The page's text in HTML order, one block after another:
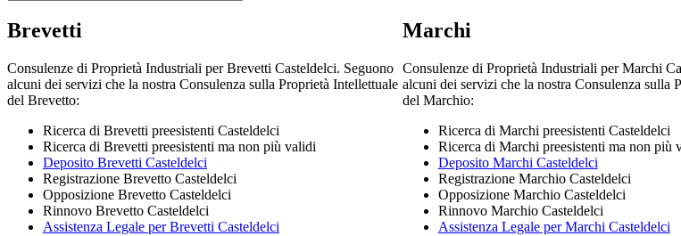
Brevetti
Consulenze di Proprietà Industriali per Brevetti Casteldelci. Seguono
alcuni dei servizi che la nostra Consulenza sulla Proprietà Intellettuale
del Brevetto:
Ricerca di Brevetti preesistenti Casteldelci
Ricerca di Brevetti preesistenti ma non più validi
Deposito Brevetti Casteldelci
Registrazione Brevetto Casteldelci
Opposizione Brevetto Casteldelci
Rinnovo Brevetto Casteldelci
Assistenza Legale per Brevetti Casteldelci
Marchi
Consulenze di Proprietà Industriali per Marchi
alcuni dei servizi che la nostra Consulenza sulla
del Marchio:
Ricerca di Marchi preesistenti Casteldelci
Ricerca di Marchi preesistenti ma non più
Deposito Marchi Casteldelci
Registrazione Marchio Casteldelci
Opposizione Marchio Casteldelci
Rinnovo Marchio Casteldelci
Assistenza Legale per Marchi Casteldelci